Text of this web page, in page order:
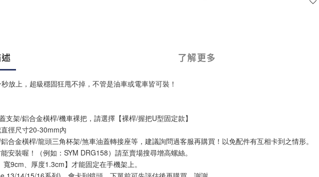
了解更多
放上，超級穩固狂甩不掉，不管是油車或電車皆可裝！
架/鋁合金橫桿/機車裸把，請選擇【裸桿/握把U型固定款】
徑尺寸20-30mm內
合金橫桿/龍頭三角杯架/煞車油蓋轉接座等，建議詢問過客服再購買！以免配件有互相卡到之情形。
裝喔！（例如：SYM DRG158）請至賣場搜尋增高螺絲。
9cm、厚度1.3cm】才能固定在手機架上。